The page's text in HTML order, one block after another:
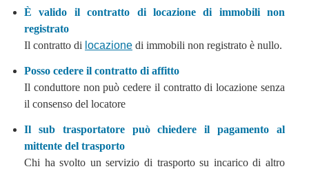
È valido il contratto di locazione di immobili non
registrato
Il contratto di locazione di immobili non registrato è nullo.
Posso cedere il contratto di affitto
Il conduttore non può cedere il contratto di locazione senza
il consenso del locatore
Il sub trasportatore può chiedere il pagamento al
mittente del trasporto
Chi ha svolto un servizio di trasporto su incarico di altro